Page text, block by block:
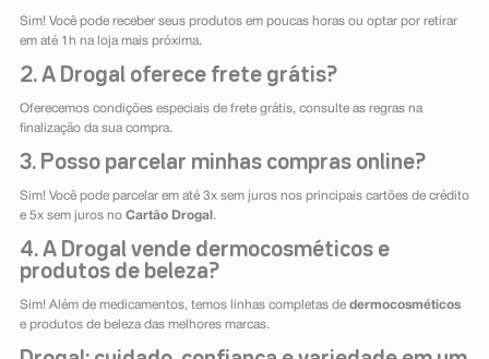
Sim! Você pode receber seus produtos em poucas horas ou optar por retirar
em até 1h na loja mais próxima.
2. A Drogal oferece frete grátis?
Oferecemos condições especiais de frete grátis, consulte as regras na
finalização da sua compra.
3. Posso parcelar minhas compras online?
Sim! Você pode parcelar em até 3x sem juros nos principais cartões de crédito
e 5x sem juros no Cartão Drogal .
4. A Drogal vende dermocosméticos e
produtos de beleza?
Sim! Além de medicamentos, temos linhas completas de dermocosméticos
e produtos de beleza das melhores marcas.